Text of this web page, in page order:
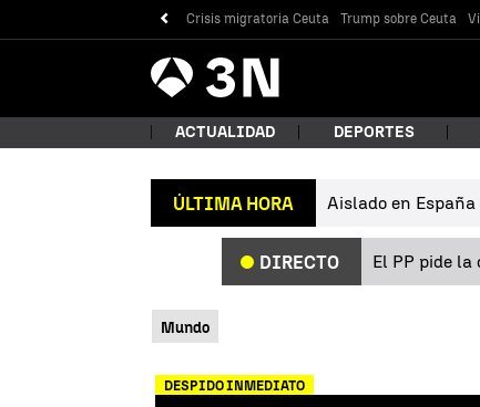
Crisis migratoria Ceuta Trump sobre Ceuta
Antena
3 Noticias
ACTUALIDAD DEPORTES
ÚLTIMA HORA Aislado en
DIRECTO El PP pide
Mundo
DESPIDO INMEDIATO